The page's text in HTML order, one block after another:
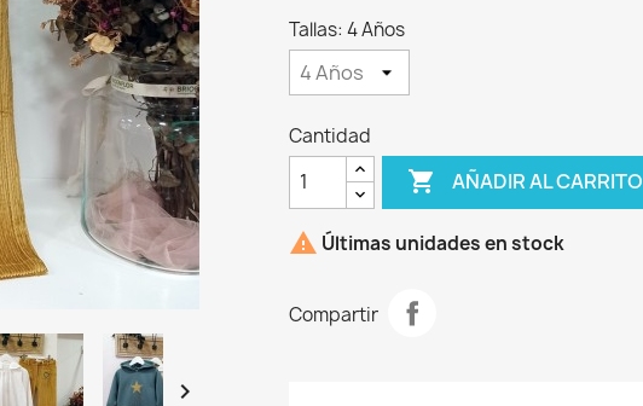

Tallas: 4 Años
Cantidad
 AÑADIR AL CARRITO
 Últimas unidades en stock
Compartir